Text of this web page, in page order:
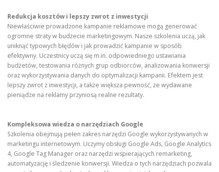
Redukcja kosztów i lepszy zwrot z inwestycji
Niewłaściwie prowadzone kampanie reklamowe mogą generować
ogromne straty w budżecie marketingowym. Nasze szkolenia uczą, jak
uniknąć typowych błędów i jak prowadzić kampanie w sposób
efektywny. Uczestnicy uczą się m.in. odpowiedniego ustawiania
budżetów, testowania różnych grup odbiorców, analizowania konwersji
oraz wykorzystywania danych do optymalizacji kampanii. Efektem jest
lepszy zwrot z inwestycji, a także większa pewność, że wydawane
pieniądze na reklamy przyniosą realne rezultaty.
Kompleksowa wiedza o narzędziach Google
Szkolenia obejmują pełen zakres narzędzi Google wykorzystywanych w
marketingu internetowym. Uczymy obsługi Google Ads, Google Analytics
4, Google Tag Manager oraz narzędzi wspierających remarketing,
automatyzację i śledzenie konwersji. Wiedza o tych narzędziach pozwala